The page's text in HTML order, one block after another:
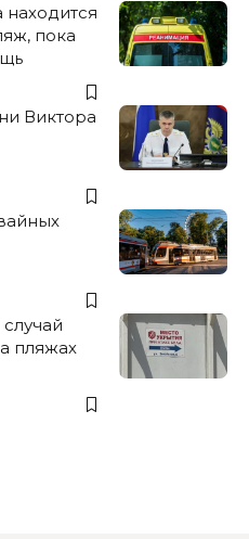
пока
Виктора
пляжах